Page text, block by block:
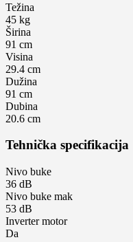
Težina
45 kg
Širina
91 cm
Visina
29.4 cm
Dužina
91 cm
Dubina
20.6 cm
Tehnička specifikaciјa
Nivo buke
36 dB
Nivo buke mak
53 dB
Inverter motor
Da